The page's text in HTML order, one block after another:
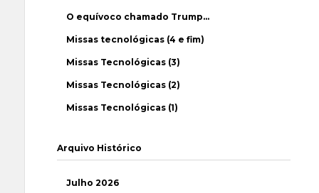
O equívoco chamado Trump…
Missas tecnológicas (4 e fim)
Missas Tecnológicas (3)
Missas Tecnológicas (2)
Missas Tecnológicas (1)
Arquivo Histórico
Julho 2026